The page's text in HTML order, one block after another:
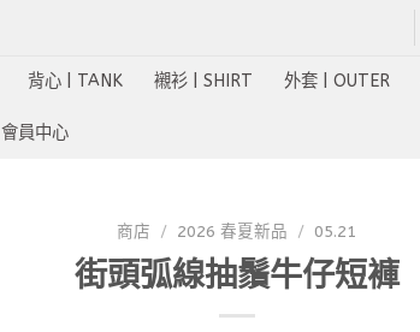
背心 | TANK 襯衫 | SHIRT 外套 | OUTER
會員中心
商店 / 2026 春夏新品 / 05.21
街頭弧線抽鬚牛仔短褲